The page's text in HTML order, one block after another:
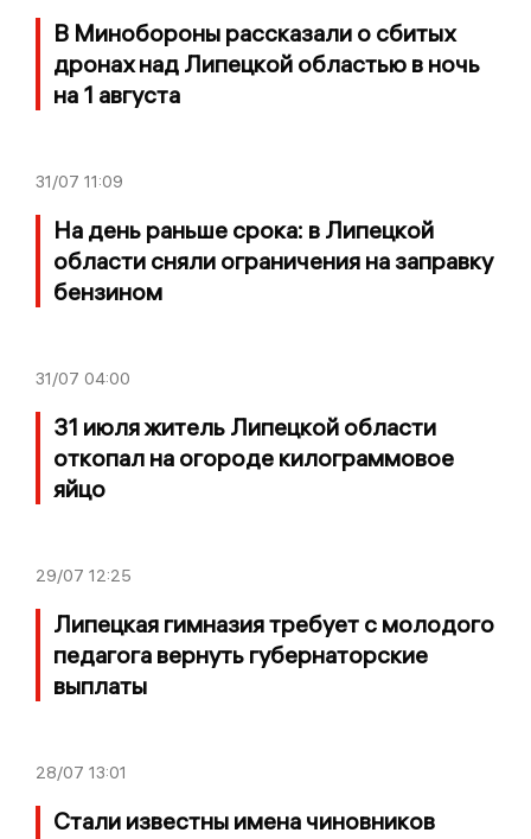
В Минобороны рассказали о сбитых
дронах над Липецкой областью в ночь
на 1 августа
31/07 11:09
На день раньше срока: в Липецкой
области сняли ограничения на заправку
бензином
31/07 04:00
31 июля житель Липецкой области
откопал на огороде килограммовое
яйцо
29/07 12:25
Липецкая гимназия требует с молодого
педагога вернуть губернаторские
выплаты
28/07 13:01
Стали известны имена чиновников